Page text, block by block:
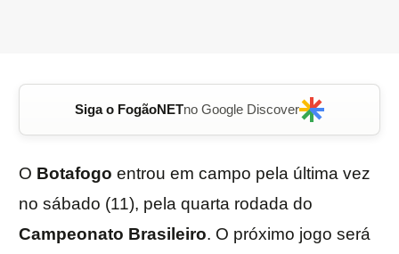
Siga o FogãoNETno Google Discover
O Botafogo entrou em campo pela última vez
no sábado (11), pela quarta rodada do
Campeonato Brasileiro. O próximo jogo será